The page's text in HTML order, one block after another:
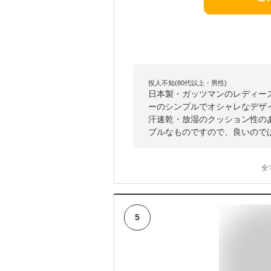
投人不知(80代以上・男性)
日本製・ガッツマンのレディ
ーのシンプルでオシャレなデ
汗速乾・放湿のクッション性
ブルなものですので、良いので
全
5